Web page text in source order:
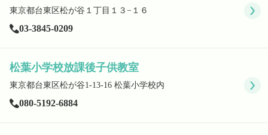
東京都台東区松が谷１丁目１３−１６
03-3845-0209
松葉小学校放課後子供教室
東京都台東区松が谷1-13-16 松葉小学校内
080-5192-6884